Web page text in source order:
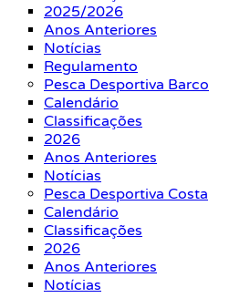
2025/2026
Anos Anteriores
Notícias
Regulamento
Pesca Desportiva Barco
Calendário
Classificações
2026
Anos Anteriores
Notícias
Pesca Desportiva Costa
Calendário
Classificações
2026
Anos Anteriores
Notícias